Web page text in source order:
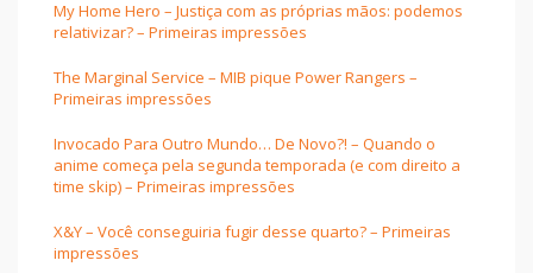
My Home Hero – Justiça com as próprias mãos: podemos
relativizar? – Primeiras impressões
The Marginal Service – MIB pique Power Rangers –
Primeiras impressões
Invocado Para Outro Mundo… De Novo?! – Quando o
anime começa pela segunda temporada (e com direito a
time skip) – Primeiras impressões
X&Y – Você conseguiria fugir desse quarto? – Primeiras
impressões